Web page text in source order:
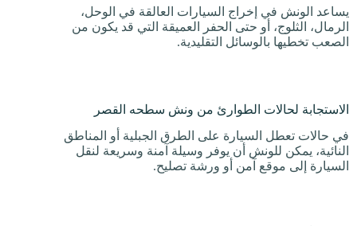
يساعد الونش في إخراج السيارات العالقة في الوحل،
الرمال، الثلوج، أو حتى الحفر العميقة التي قد يكون من
الصعب تخطيها بالوسائل التقليدية.
الاستجابة لحالات الطوارئ من ونش سطحه القصر
في حالات تعطل السيارة على الطرق الجبلية أو المناطق
النائية، يمكن للونش أن يوفر وسيلة آمنة وسريعة لنقل
السيارة إلى موقع آمن أو ورشة تصليح.